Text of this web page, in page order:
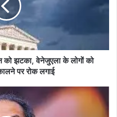
को झटका, वेनेजुएला के लोगों को
पर रोक लगाई